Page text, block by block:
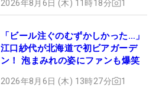
2026年8月6日 (木) 11時18分 1
「ビール注ぐのむずかしかった…」
江口紗代が北海道で初ビアガーデ
ン！ 泡まみれの姿にファンも爆笑
2026年8月6日 (木) 13時27分 1